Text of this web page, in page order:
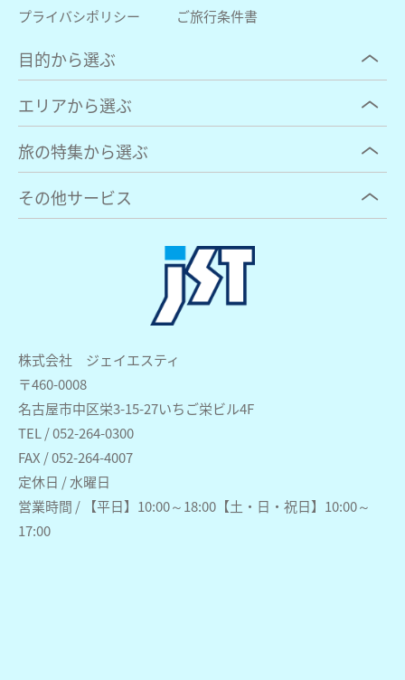
株式会社 ジェイエスティ
〒460-0008
名古屋市中区栄3-15-27いちご栄ビル4F
TEL / 052-264-0300
FAX / 052-264-4007
定休日 / 水曜日
営業時間 / 【平日】10:00～18:00【土・日・祝日】10:00～
17:00
プライバシポリシー
ご旅行条件書
目的から選ぶ
エリアから選ぶ
旅の特集から選ぶ
その他サービス